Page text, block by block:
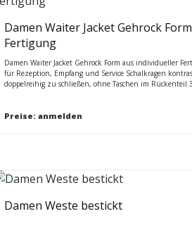
Damen Waiter Jacket Gehrock
Fertigung
Damen Waiter Jacket Gehrock Form aus individueller
für Rezeption, Empfang und Service Schalkragen
doppelreihig zu schließen, ohne Taschen im Rückenteil
MINDESTMENGENABNAHME bei diesem Artikel Lieferzeit
reinigen
Preise: anmelden
Damen Weste bestickt